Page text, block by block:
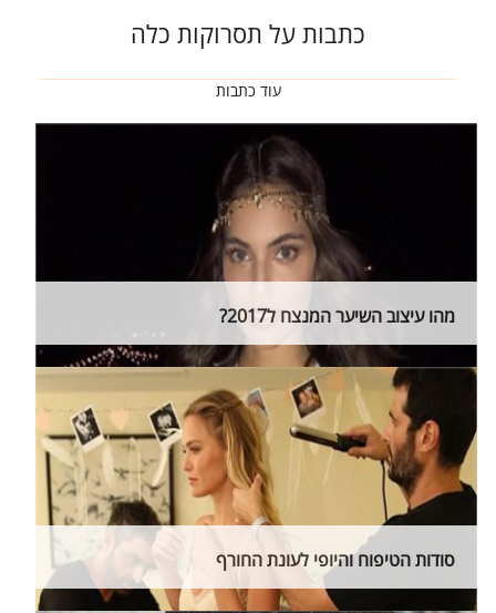
כתבות על תסרוקות כלה
עוד כתבות
מהו עיצוב השיער המנצח ל2017?
סודות הטיפוח והיופי לעונת החורף